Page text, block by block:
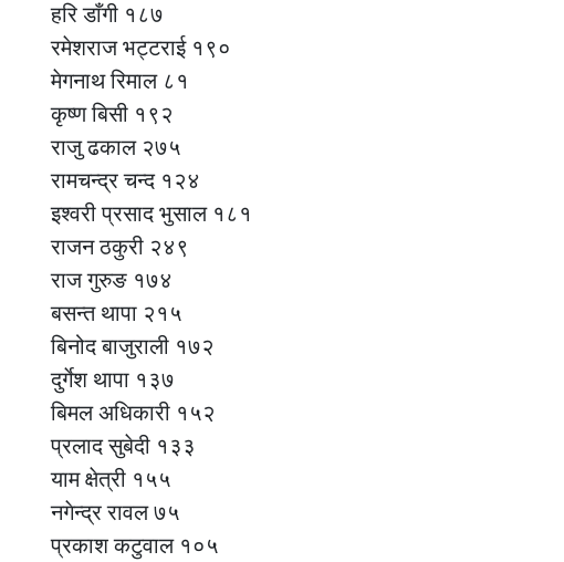
हरि डाँगी १८७
रमेशराज भट्टराई १९०
मेगनाथ रिमाल ८१
कृष्ण बिसी १९२
राजु ढकाल २७५
रामचन्द्र चन्द १२४
इश्वरी प्रसाद भुसाल १८१
राजन ठकुरी २४९
राज गुरुङ १७४
बसन्त थापा २१५
बिनोद बाजुराली १७२
दुर्गेश थापा १३७
बिमल अधिकारी १५२
प्रलाद सुबेदी १३३
याम क्षेत्री १५५
नगेन्द्र रावल ७५
प्रकाश कटुवाल १०५